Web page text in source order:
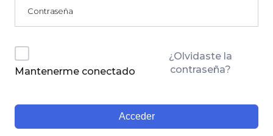
Mantenerme conectado
¿Olvidaste la
contraseña?
Acceder